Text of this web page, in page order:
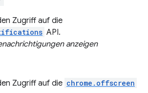
Zugriff auf die
API.
anzeigen
Zugriff auf die chrome.offscreen